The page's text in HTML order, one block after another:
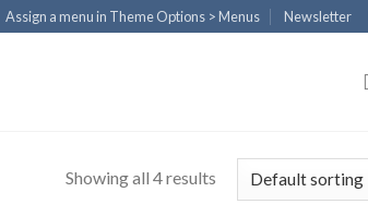
Assign a menu in Theme Options > Menus Newsletter
Showing all 4 results